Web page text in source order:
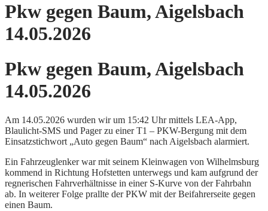
Pkw gegen Baum, Aigelsbach
14.05.2026
Pkw gegen Baum, Aigelsbach
14.05.2026
Am 14.05.2026 wurden wir um 15:42 Uhr mittels LEA-App,
Blaulicht-SMS und Pager zu einer T1 – PKW-Bergung mit dem
Einsatzstichwort „Auto gegen Baum“ nach Aigelsbach alarmiert.
Ein Fahrzeuglenker war mit seinem Kleinwagen von Wilhelmsburg
kommend in Richtung Hofstetten unterwegs und kam aufgrund der
regnerischen Fahrverhältnisse in einer S-Kurve von der Fahrbahn
ab. In weiterer Folge prallte der PKW mit der Beifahrerseite gegen
einen Baum.